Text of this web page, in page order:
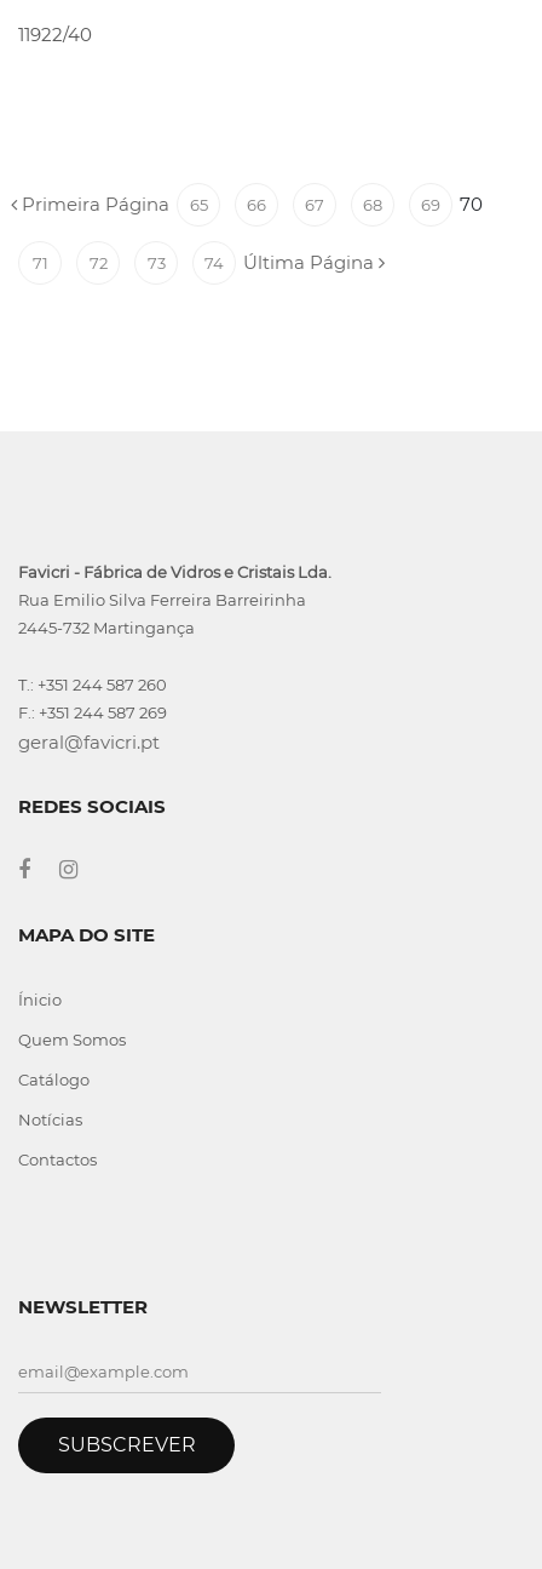
11922/40
Primeira Página 65 66 67 68 69 70
71 72 73 74 Última Página
Favicri - Fábrica de Vidros e Cristais Lda.
Rua Emilio Silva Ferreira Barreirinha
2445-732 Martingança
T.: +351 244 587 260
F.: +351 244 587 269
geral@favicri.pt
REDES SOCIAIS
MAPA DO SITE
Ínicio
Quem Somos
Catálogo
Notícias
Contactos
NEWSLETTER
SUBSCREVER